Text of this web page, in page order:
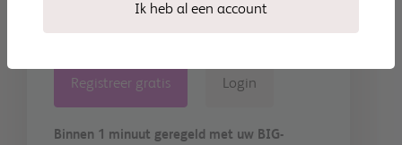
informatie over diverse
Registreer gratis Login
Binnen 1 minuut geregeld met uw BIG-
Ik heb al een account